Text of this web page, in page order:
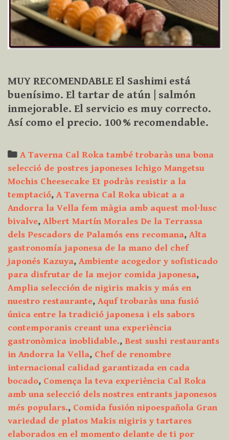
MUY RECOMENDABLE El Sashimi está
buenísimo. El tartar de atún | salmón
inmejorable. El servicio es muy correcto.
Así como el precio. 100 % recomendable.
Categories
A Taverna Cal Roka també trobaràs una bona
selecció de postres japoneses Ichigo Mangetsu
Mochis Cheesecake Et podràs resistir a la
temptació, A Taverna Cal Roka ubicat a a
Andorra la Vella fem màgia amb aquest mol·lusc
bivalve, Albert Martín Morales De la Terrassa
dels Pescadors de Palamós ens recomana, Alta
gastronomía japonesa de la mano del chef
japonés Kazuya, Ambiente acogedor y sofisticado
para disfrutar de la mejor comida japonesa,
Amplia selección de nigiris makis y más en
nuestro restaurante, Aquf trobaràs una fusió
única entre la tradició japonesa i els sabors
contemporanis creant una experiència
gastronòmica inoblidable., Best sushi restaurants
in Andorra la Vella, Chef de renombre
internacional calidad garantizada en cada
bocado, Comença la teva experiència Cal Roka
amb una selecció dels nostres entrants japonesos
més populars., Comida fusión nipoespañola Gran
variedad de platos Makis nigiris y tartares
elaborados en el momento delante de ti por